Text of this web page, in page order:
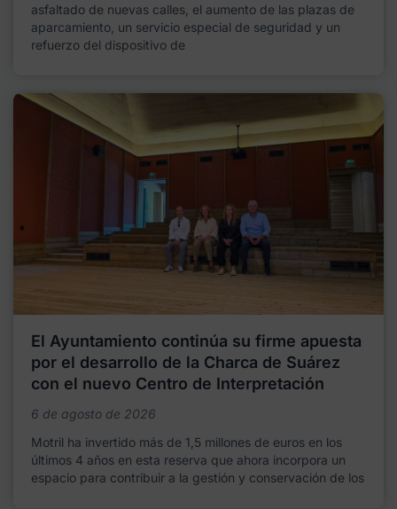
asfaltado de nuevas calles, el aumento de las plazas de
aparcamiento, un servicio especial de seguridad y un
refuerzo del dispositivo de
El Ayuntamiento continúa su firme apuesta
por el desarrollo de la Charca de Suárez
con el nuevo Centro de Interpretación
6 de agosto de 2026
Motril ha invertido más de 1,5 millones de euros en los
últimos 4 años en esta reserva que ahora incorpora un
espacio para contribuir a la gestión y conservación de los